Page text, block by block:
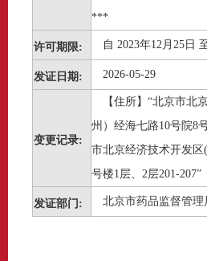
***
许可期限: 自 2023年12月25日
发证日期: 2026-05-29
变更记录:
【住所】“北京市北
州）经海七路10号院8
市北京经济技术开发
号楼1层、2层201-207”
发证部门: 北京市药品监督管理